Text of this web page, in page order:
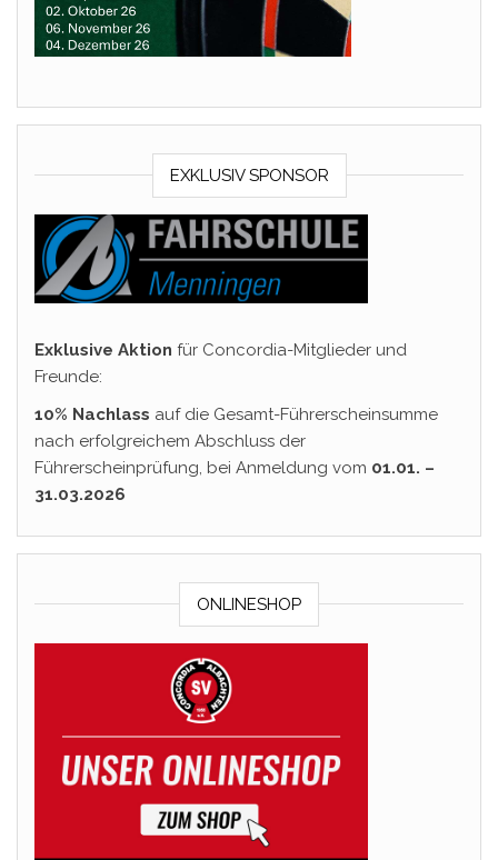
EXKLUSIV SPONSOR
Exklusive Aktion für Concordia-Mitglieder und
Freunde:
10% Nachlass auf die Gesamt-Führerscheinsumme
nach erfolgreichem Abschluss der
Führerscheinprüfung, bei Anmeldung vom 01.01. –
31.03.2026
ONLINESHOP